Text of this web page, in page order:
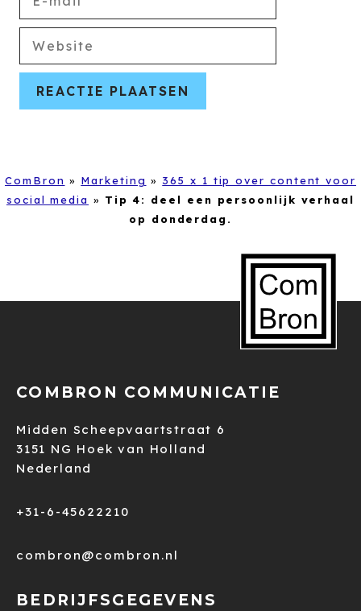
mail
Website
ComBron » Marketing » 365 x 1 tip over content voor
social media » Tip 4: deel een persoonlijk verhaal
op donderdag.
COMBRON COMMUNICATIE
Midden Scheepvaartstraat 6
3151 NG Hoek van Holland
Nederland
+31-6-45622210
combron@combron.nl
BEDRIJFSGEGEVENS